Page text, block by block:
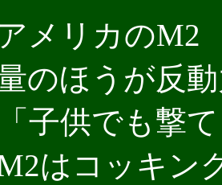
メリカのM2
のほうが反
子供でも撃
はコッキン